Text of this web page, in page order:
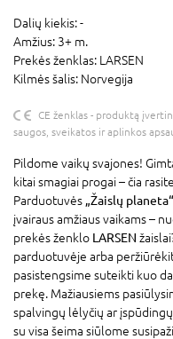
Dalių kiekis:-
Amžius: 3+ m.
Prekės ženklas: LARSEN
Kilmės šalis: Norvegija
CE ženklas - produktą
saugos, sveikatos ir aplinkos
Pildome vaikų svajones!
kitai smagiai progai – čia
Parduotuvės „Žaislų planeta“
įvairaus amžiaus vaikams –
prekės ženklo LARSEN
parduotuvėje arba
pasistengsime suteikti kuo
prekę. Mažiausiems
spalvingų lėlyčių ar
su visa šeima siūlome